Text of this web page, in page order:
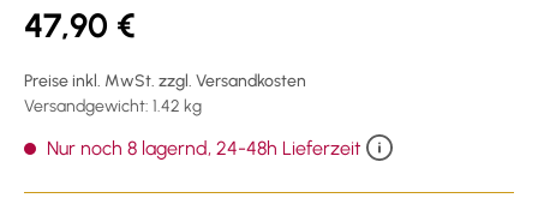
47,90 €
Preise inkl. MwSt. zzgl. Versandkosten
Versandgewicht: 1.42 kg
Nur noch 8 lagernd, 24-48h Lieferzeit